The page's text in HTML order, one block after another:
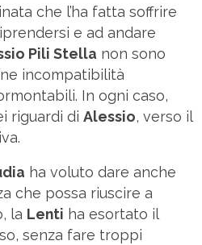
che l’ha fatta soffrire
e ad andare
Pili Stella non sono
incompatibilità
In ogni caso,
riguardi di Alessio, verso il
ha voluto dare anche
che possa riuscire a
la Lenti ha esortato il
senza fare troppi